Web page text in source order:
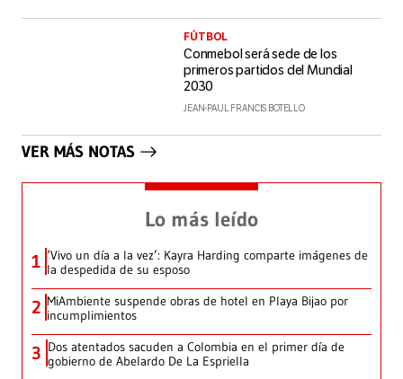
FÚTBOL
Conmebol será sede de los
primeros partidos del Mundial
2030
JEAN-PAUL FRANCIS BOTELLO
VER MÁS NOTAS
Lo más leído
1 ‘Vivo un día a la vez’: Kayra Harding comparte imágenes de
la despedida de su esposo
2 MiAmbiente suspende obras de hotel en Playa Bijao por
incumplimientos
3 Dos atentados sacuden a Colombia en el primer día de
gobierno de Abelardo De La Espriella